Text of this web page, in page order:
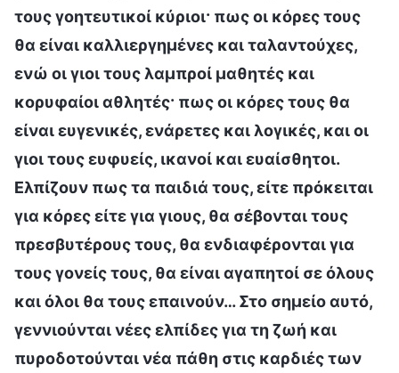
τους γοητευτικοί κύριοι· πως οι κόρες τους
θα είναι καλλιεργημένες και ταλαντούχες,
ενώ οι γιοι τους λαμπροί μαθητές και
κορυφαίοι αθλητές· πως οι κόρες τους θα
είναι ευγενικές, ενάρετες και λογικές, και οι
γιοι τους ευφυείς, ικανοί και ευαίσθητοι.
Ελπίζουν πως τα παιδιά τους, είτε πρόκειται
για κόρες είτε για γιους, θα σέβονται τους
πρεσβυτέρους τους, θα ενδιαφέρονται για
τους γονείς τους, θα είναι αγαπητοί σε όλους
και όλοι θα τους επαινούν… Στο σημείο αυτό,
γεννιούνται νέες ελπίδες για τη ζωή και
πυροδοτούνται νέα πάθη στις καρδιές των